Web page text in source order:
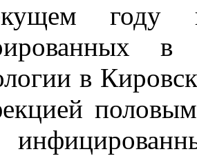
году
в
половым